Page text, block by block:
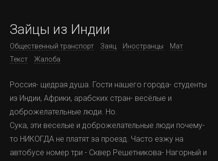
Зайцы из Индии
Общественный транспорт Заяц Иностранцы
Мат
Текст
Жалоба
Россия- щедрая душа. Гости нашего города- студенты
из Индии, Африки, арабских стран- весёлые и
доброжелательные люди. Но.
Сука, эти веселые и доброжелательные люди почему-
то НИКОГДА не платят за проезд. Часто езжу на
автобусе номер три - Сквер Решетникова- Нагорный и